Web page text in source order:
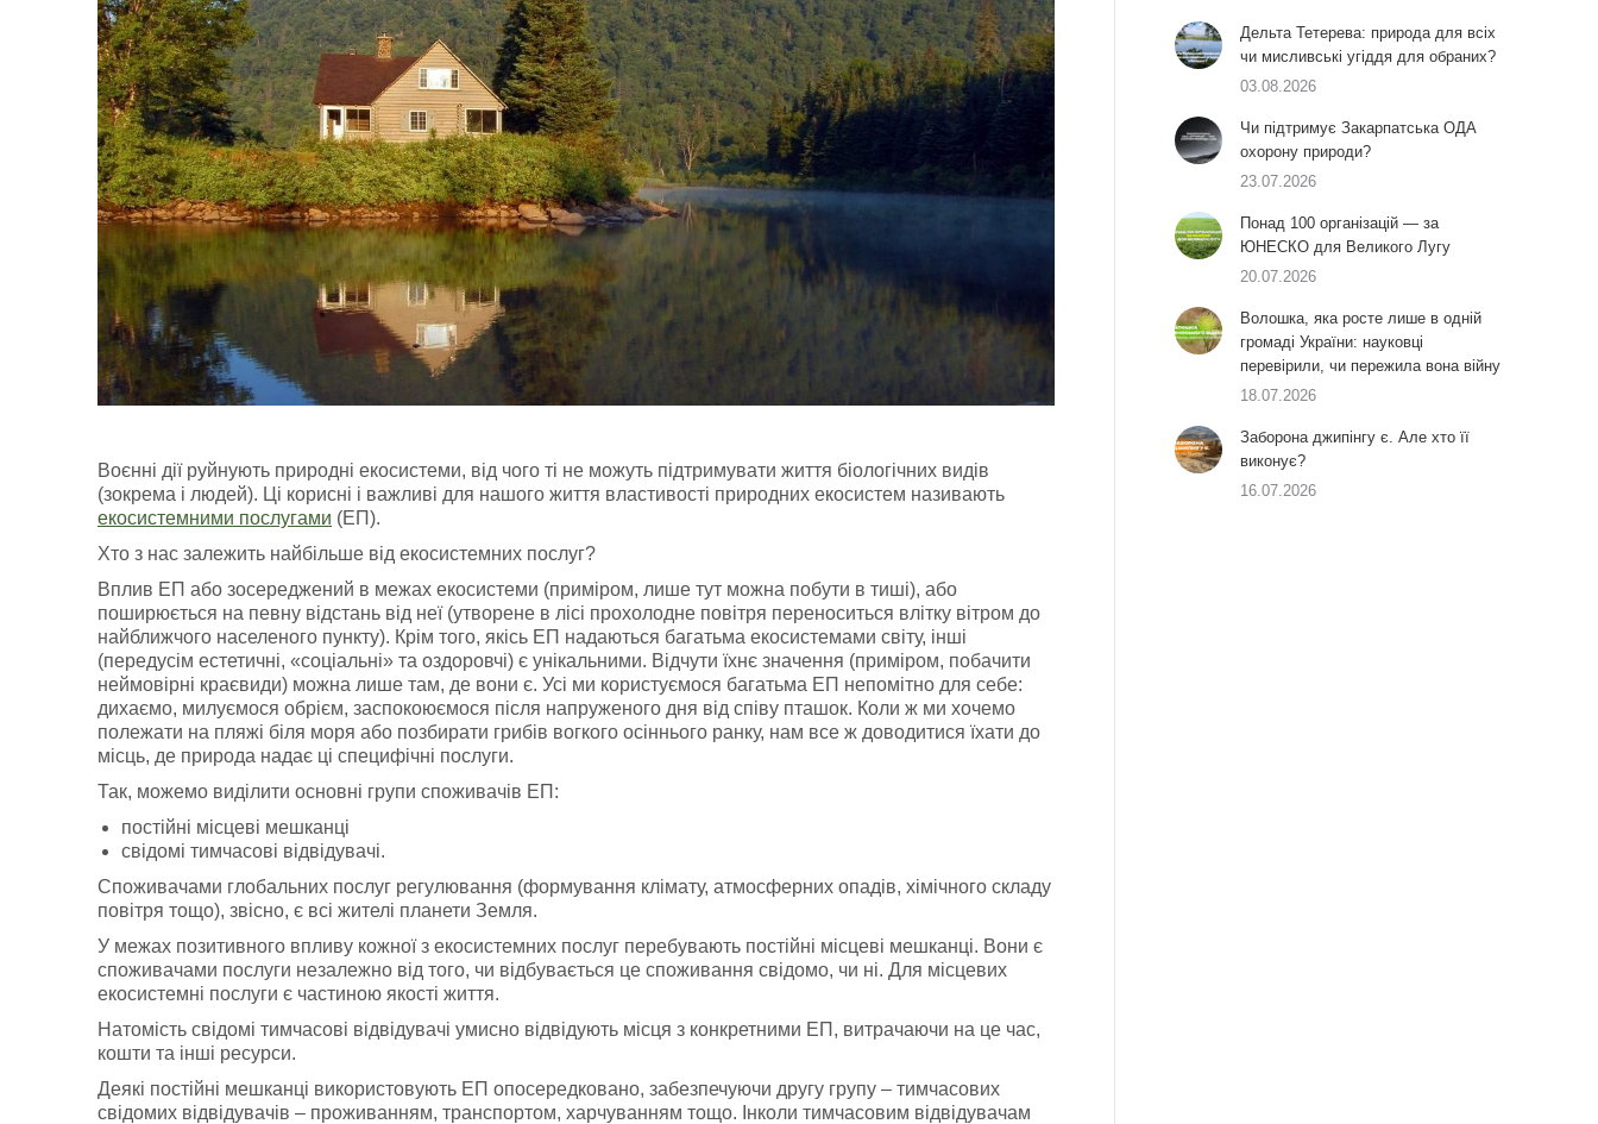
Воєнні дії руйнують природні екосистеми, від чого ті не можуть підтримувати життя біологічних видів
(зокрема і людей). Ці корисні і важливі для нашого життя властивості природних екосистем називають
екосистемними послугами (ЕП).
Хто з нас залежить найбільше від екосистемних послуг?
Вплив ЕП або зосереджений в межах екосистеми (приміром, лише тут можна побути в тиші), або
поширюється на певну відстань від неї (утворене в лісі прохолодне повітря переноситься влітку вітром до
найближчого населеного пункту). Крім того, якісь ЕП надаються багатьма екосистемами світу, інші
(передусім естетичні, «соціальні» та оздоровчі) є унікальними. Відчути їхнє значення (приміром, побачити
неймовірні краєвиди) можна лише там, де вони є. Усі ми користуємося багатьма ЕП непомітно для себе:
дихаємо, милуємося обрієм, заспокоюємося після напруженого дня від співу пташок. Коли ж ми хочемо
полежати на пляжі біля моря або позбирати грибів вогкого осіннього ранку, нам все ж доводитися їхати до
місць, де природа надає ці специфічні послуги.
Так, можемо виділити основні групи споживачів ЕП:
постійні місцеві мешканці
свідомі тимчасові відвідувачі.
Споживачами глобальних послуг регулювання (формування клімату, атмосферних опадів, хімічного складу
повітря тощо), звісно, є всі жителі планети Земля.
У межах позитивного впливу кожної з екосистемних послуг перебувають постійні місцеві мешканці. Вони є
споживачами послуги незалежно від того, чи відбувається це споживання свідомо, чи ні. Для місцевих
екосистемні послуги є частиною якості життя.
Натомість свідомі тимчасові відвідувачі умисно відвідують місця з конкретними ЕП, витрачаючи на це час,
кошти та інші ресурси.
Деякі постійні мешканці використовують ЕП опосередковано, забезпечуючи другу групу – тимчасових
свідомих відвідувачів – проживанням, транспортом, харчуванням тощо. Інколи тимчасовим відвідувачам
Дельта Тетерева: природа для всіх
чи мисливські угіддя для обраних?
03.08.2026
Чи підтримує Закарпатська ОДА
охорону природи?
23.07.2026
Понад 100 організацій — за
ЮНЕСКО для Великого Лугу
20.07.2026
Волошка, яка росте лише в одній
громаді України: науковці
перевірили, чи пережила вона війну
18.07.2026
Заборона джипінгу є. Але хто її
виконує?
16.07.2026